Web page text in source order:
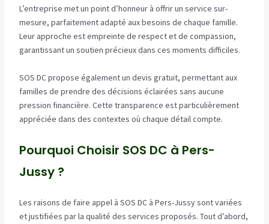
L’entreprise met un point d’honneur à offrir un service sur-
mesure, parfaitement adapté aux besoins de chaque famille.
Leur approche est empreinte de respect et de compassion,
garantissant un soutien précieux dans ces moments difficiles.
SOS DC propose également un devis gratuit, permettant aux
familles de prendre des décisions éclairées sans aucune
pression financière. Cette transparence est particulièrement
appréciée dans des contextes où chaque détail compte.
Pourquoi Choisir SOS DC à Pers-
Jussy ?
Les raisons de faire appel à SOS DC à Pers-Jussy sont variées
et justifiées par la qualité des services proposés. Tout d’abord,